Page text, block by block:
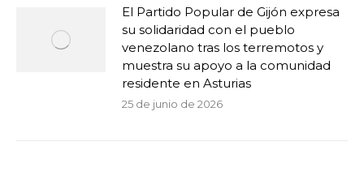
El Partido Popular de Gijón expresa
su solidaridad con el pueblo
venezolano tras los terremotos y
muestra su apoyo a la comunidad
residente en Asturias
25 de junio de 2026